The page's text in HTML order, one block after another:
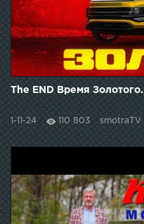
The END Время Золотого.
1-11-24 110 803 smotraTV